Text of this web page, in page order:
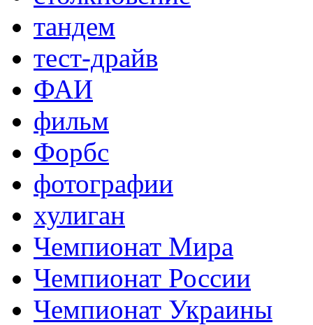
тандем
тест-драйв
ФАИ
фильм
Форбс
фотографии
хулиган
Чемпионат Мира
Чемпионат России
Чемпионат Украины